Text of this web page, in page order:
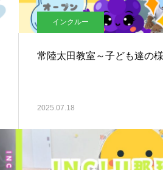
インクルー
常陸太田教室～子ども達の
2025.07.18